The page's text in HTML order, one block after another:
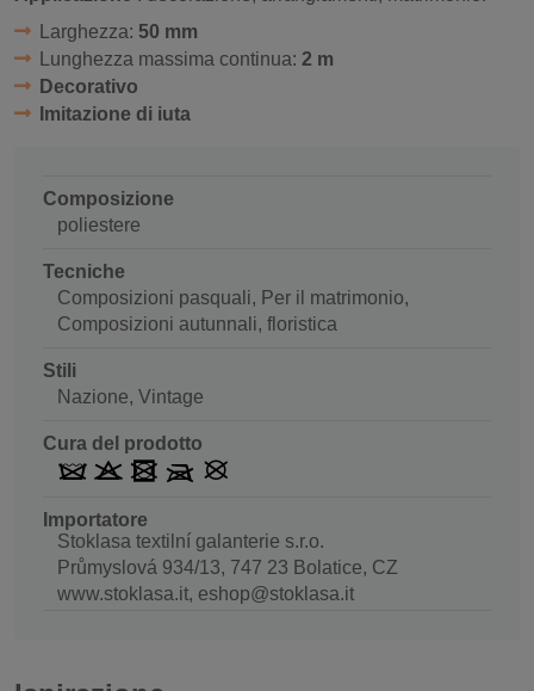
Larghezza: 50 mm
Lunghezza massima continua: 2 m
Decorativo
Imitazione di iuta
Composizione
poliestere
Tecniche
Composizioni pasquali, Per il matrimonio,
Composizioni autunnali, floristica
Stili
Nazione, Vintage
Cura del prodotto
Importatore
Stoklasa textilní galanterie s.r.o.
Průmyslová 934/13, 747 23 Bolatice, CZ
www.stoklasa.it, eshop@stoklasa.it